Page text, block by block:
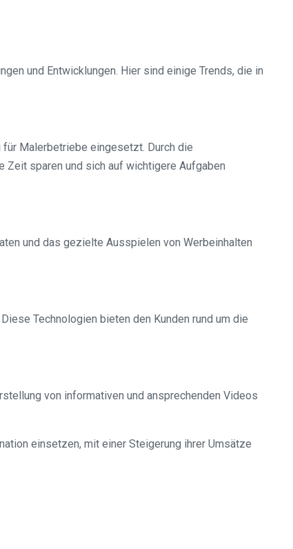
und Entwicklungen. Hier sind einige Trends, die in
Malerbetriebe eingesetzt. Durch die
Zeit sparen und sich auf wichtigere Aufgaben
und das gezielte Ausspielen von Werbeinhalten
Technologien bieten den Kunden rund um die
von informativen und ansprechenden Videos
einsetzen, mit einer Steigerung ihrer Umsätze